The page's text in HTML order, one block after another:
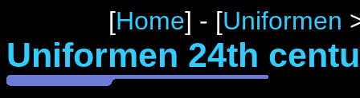
[Home] - [Uniformen
Uniformen 24th